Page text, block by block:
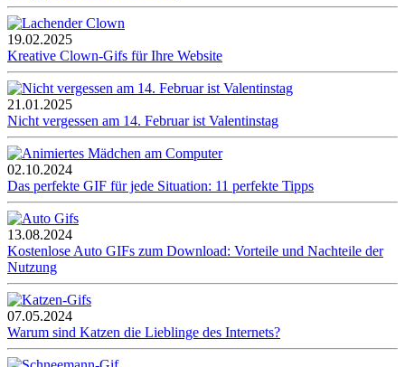
19.02.2025
Kreative Clown-Gifs für Ihre Website
21.01.2025
Nicht vergessen am 14. Februar ist Valentinstag
02.10.2024
Das perfekte GIF für jede Situation: 11 perfekte Tipps
13.08.2024
Kostenlose Auto GIFs zum Download: Vorteile und Nachteile der
Nutzung
07.05.2024
Warum sind Katzen die Lieblinge des Internets?